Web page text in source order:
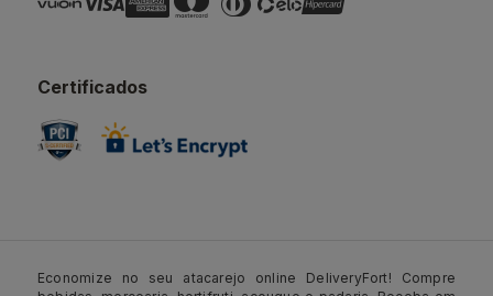
Certificados
Economize no seu atacarejo online DeliveryFort! Compre